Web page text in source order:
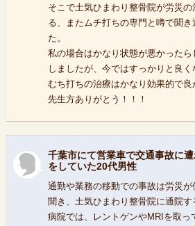
そこで土気ひまわり整骨院が労災
る、またムチ打ちの専門と噂で聞き
た。
私の場合はかなり状態が悪かった
しましたが、今ではすっかりと良く
むち打ちの治療はかなり効果的で良
先生方ありがとう！！！
千葉市にて営業車で交通事故に
をしていた20代男性
通勤や業務の移動での事故は労災が
聞き、土気ひまわり整骨院に通院す
病院では、レントゲンやMRIを取っ